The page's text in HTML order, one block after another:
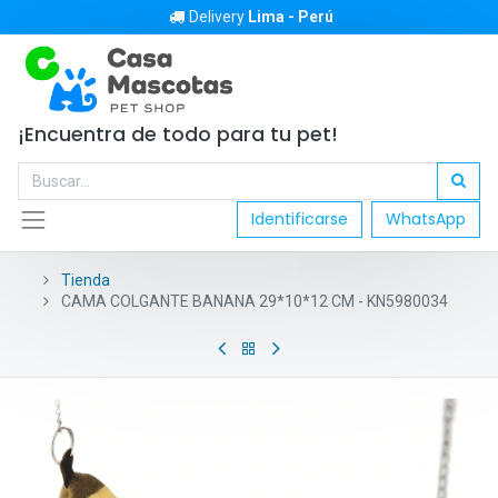
Delivery Lima - Perú
¡Encuentra de todo para tu pet!
Identificarse WhatsApp
Tienda
CAMA COLGANTE BANANA 29*10*12 CM - KN5980034